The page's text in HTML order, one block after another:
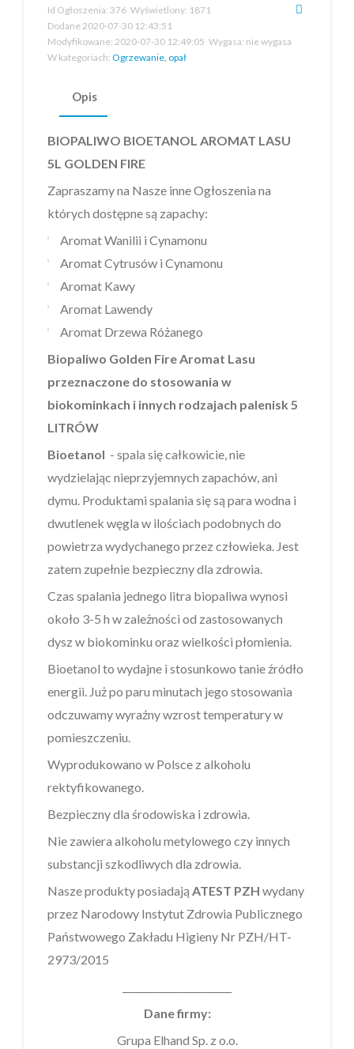
Id Ogłoszenia: 376 Wyświetlony: 1871
Dodane2020-07-30 12:43:51
Modyfikowane: 2020-07-30 12:49:05 Wygasa: nie wygasa
W kategoriach: Ogrzewanie, opał
Opis
BIOPALIWO BIOETANOL AROMAT LASU
5L GOLDEN FIRE
Zapraszamy na Nasze inne Ogłoszenia na
których dostępne są zapachy:
Aromat Wanilii i Cynamonu
Aromat Cytrusów i Cynamonu
Aromat Kawy
Aromat Lawendy
Aromat Drzewa Różanego
Biopaliwo Golden Fire Aromat Lasu
przeznaczone do stosowania w
biokominkach i innych rodzajach palenisk 5
LITRÓW
Bioetanol - spala się całkowicie, nie
wydzielając nieprzyjemnych zapachów, ani
dymu. Produktami spalania się są para wodna i
dwutlenek węgla w ilościach podobnych do
powietrza wydychanego przez człowieka. Jest
zatem zupełnie bezpieczny dla zdrowia.
Czas spalania jednego litra biopaliwa wynosi
około 3-5 h w zależności od zastosowanych
dysz w biokominku oraz wielkości płomienia.
Bioetanol to wydajne i stosunkowo tanie źródło
energii. Już po paru minutach jego stosowania
odczuwamy wyraźny wzrost temperatury w
pomieszczeniu.
Wyprodukowano w Polsce z alkoholu
rektyfikowanego.
Bezpieczny dla środowiska i zdrowia.
Nie zawiera alkoholu metylowego czy innych
substancji szkodliwych dla zdrowia.
Nasze produkty posiadają ATEST PZH wydany
przez Narodowy Instytut Zdrowia Publicznego
Państwowego Zakładu Higieny Nr PZH/HT-
2973/2015
Dane firmy:
Grupa Elhand Sp. z o.o.